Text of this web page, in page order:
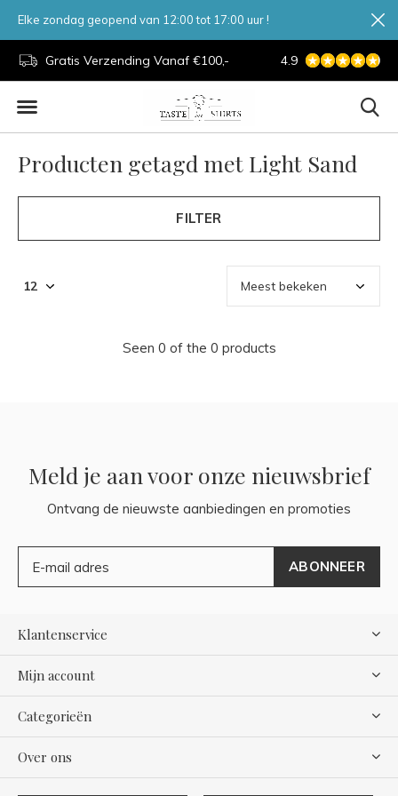
Gratis Verzending Vanaf €100,- 7 Dagen Per
4.9
Elke zondag geopend van 12:00 tot 17:00 uur !
Producten getagd met Light Sand
FILTER
Seen 0 of the 0 products
Meld je aan voor onze nieuwsbrief
Ontvang de nieuwste aanbiedingen en promoties
ABONNEER
Klantenservice
Mijn account
Categorieën
Over ons